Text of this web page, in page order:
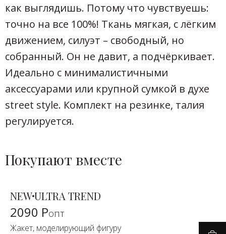
как выглядишь. Потому что чувствуешь:
точно на все 100%! Ткань мягкая, с лёгким
движением, силуэт – свободный, но
собранный. Он не давит, а подчёркивает.
Идеально с минималистичными
аксессуарами или крупной сумкой в духе
street style. Комплект на резинке, талия
регулируется.
Покупают вместе
NEWULTRA TREND
2090 Ропт
Жакет, моделирующий фигуру